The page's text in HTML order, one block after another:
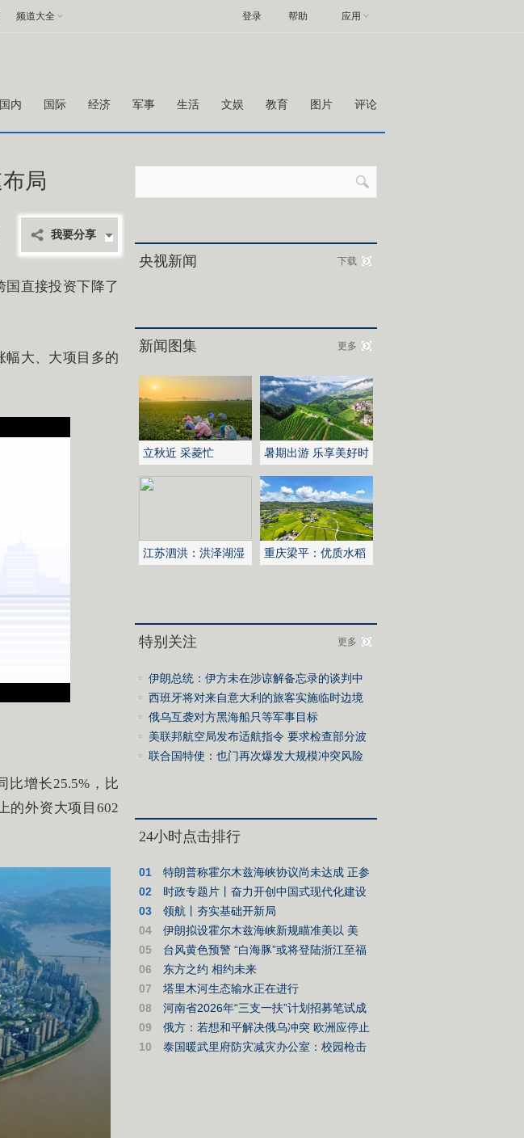
频道大全 帮助 应用
登录
国内 国际 经济 军事 生活 文娱 教育 图片 评论
局
我要分享
国直接投资下降了
幅大、大项目多的
比增长25.5%，比
的外资大项目602
央视新闻 下载
新闻图集 更多
立秋近 采菱忙
暑期出游 乐享美好时
光
江苏泗洪：洪泽湖湿
重庆梁平：优质水稻
特别关注 更多
伊朗总统：伊方未在涉谅解备忘录的谈判中
作任何让步
西班牙将对来自意大利的旅客实施临时边境
检查
俄乌互袭对方黑海船只等军事目标
美联邦航空局发布适航指令 要求检查部分波
音客机
联合国特使：也门再次爆发大规模冲突风险
24小时点击排行
01
特朗普称霍尔木兹海峡协议尚未达成 正参
与相关谈判
02
时政专题片丨奋力开创中国式现代化建设
新局面——习近平总书记今年以来治国理政纪
实
03
领航丨夯实基础开新局
04
伊朗拟设霍尔木兹海峡新规瞄准美以 美
国“硬蹭”谈判桌
05
台风黄色预警 “白海豚”或将登陆浙江至福
建北部沿海地区
06
东方之约 相约未来
07
塔里木河生态输水正在进行
08
河南省2026年“三支一扶”计划招募笔试成
绩作废 重新组织笔试
09
俄方：若想和平解决俄乌冲突 欧洲应停止
援乌
10
泰国暖武里府防灾减灾办公室：校园枪击